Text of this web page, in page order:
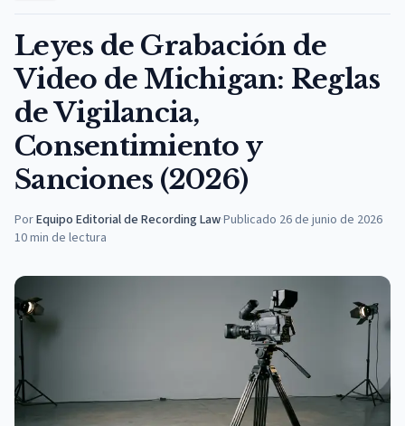
Leyes de Grabación de
Video de Michigan: Reglas
de Vigilancia,
Consentimiento y
Sanciones (2026)
PorEquipo Editorial de Recording Law·Publicado 26 de junio de 2026
10min de lectura